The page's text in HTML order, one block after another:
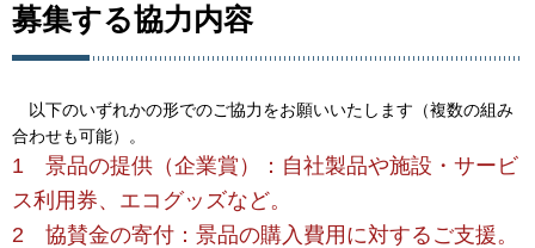
募集する協力内容
以下のいずれかの形でのご協力をお願いいたします（複数の組み
合わせも可能）。
1 景品の提供（企業賞）：自社製品や施設・サービ
ス利用券、エコグッズなど。
2 協賛金の寄付：景品の購入費用に対するご支援。